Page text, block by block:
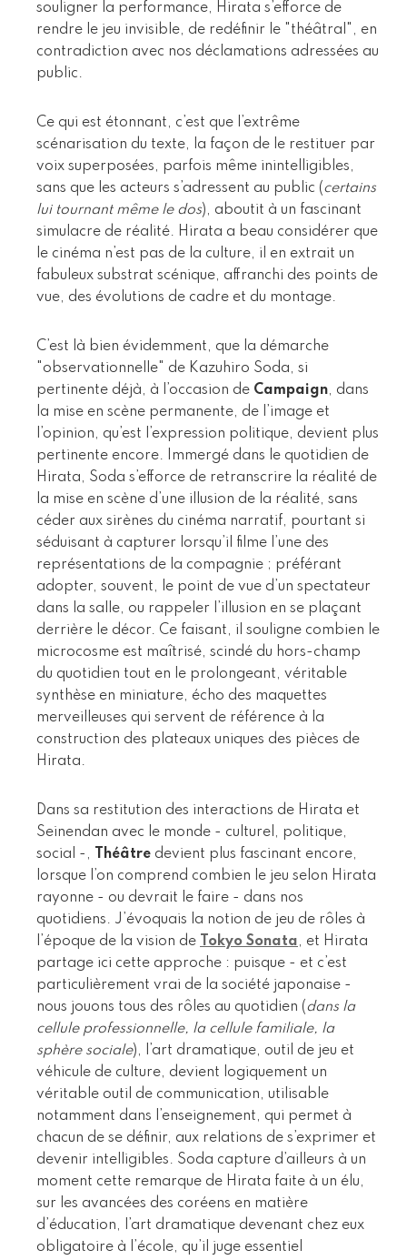
souligner la performance, Hirata s’efforce de
rendre le jeu invisible, de redéfinir le "théâtral", en
contradiction avec nos déclamations adressées au
public.
Ce qui est étonnant, c’est que l’extrême
scénarisation du texte, la façon de le restituer par
voix superposées, parfois même inintelligibles,
sans que les acteurs s’adressent au public (certains
lui tournant même le dos), aboutit à un fascinant
simulacre de réalité. Hirata a beau considérer que
le cinéma n’est pas de la culture, il en extrait un
fabuleux substrat scénique, affranchi des points de
vue, des évolutions de cadre et du montage.
C’est là bien évidemment, que la démarche
"observationnelle" de Kazuhiro Soda, si
pertinente déjà, à l’occasion de Campaign, dans
la mise en scène permanente, de l’image et
l’opinion, qu’est l’expression politique, devient plus
pertinente encore. Immergé dans le quotidien de
Hirata, Soda s’efforce de retranscrire la réalité de
la mise en scène d’une illusion de la réalité, sans
céder aux sirènes du cinéma narratif, pourtant si
séduisant à capturer lorsqu’il filme l’une des
représentations de la compagnie ; préférant
adopter, souvent, le point de vue d’un spectateur
dans la salle, ou rappeler l’illusion en se plaçant
derrière le décor. Ce faisant, il souligne combien le
microcosme est maîtrisé, scindé du hors-champ
du quotidien tout en le prolongeant, véritable
synthèse en miniature, écho des maquettes
merveilleuses qui servent de référence à la
construction des plateaux uniques des pièces de
Hirata.
Dans sa restitution des interactions de Hirata et
Seinendan avec le monde - culturel, politique,
social -,
Théâtre devient plus fascinant encore,
lorsque l’on comprend combien le jeu selon Hirata
rayonne - ou devrait le faire - dans nos
quotidiens. J’évoquais la notion de jeu de rôles à
l’époque de la vision de
Tokyo Sonata, et Hirata
partage ici cette approche : puisque - et c’est
particulièrement vrai de la société japonaise -
nous jouons tous des rôles au quotidien (dans la
cellule professionnelle, la cellule familiale, la
sphère sociale), l’art dramatique, outil de jeu et
véhicule de culture, devient logiquement un
véritable outil de communication, utilisable
notamment dans l’enseignement, qui permet à
chacun de se définir, aux relations de s’exprimer et
devenir intelligibles. Soda capture d’ailleurs à un
moment cette remarque de Hirata faite à un élu,
sur les avancées des coréens en matière
d’éducation, l’art dramatique devenant chez eux
obligatoire à l’école, qu’il juge essentiel